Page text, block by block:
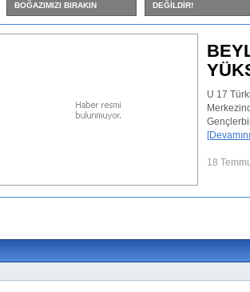
BOĞAZIMIZI BIRAKIN
DEĞİLDİR!
BEYLİKDÜZÜ FİNALE
U 17 Türkiye Şampiyonası 2.Kademe
Merkezinde oynanan maçta
Gençlerbirliğini 2-1 mağlup ederek finale